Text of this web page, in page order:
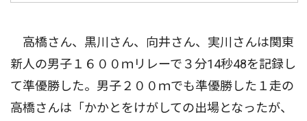
高橋さん、黒川さん、向井さん、実川さんは関東
新人の男子１６００ｍリレーで３分14秒48を記録し
て準優勝した。男子２００ｍでも準優勝した１走の
高橋さんは「かかとをけがしての出場となったが、